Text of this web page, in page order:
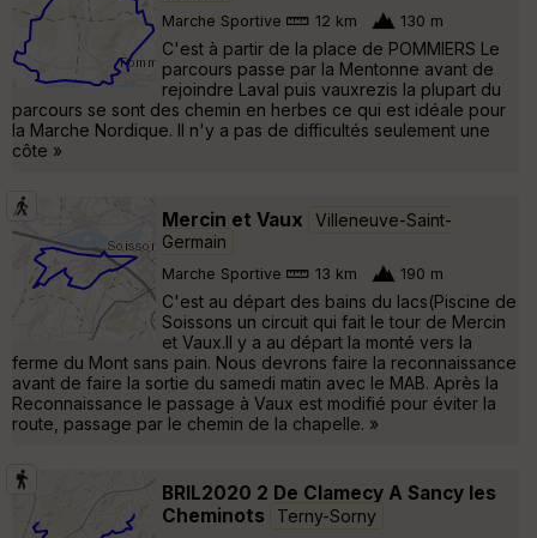
Marche Sportive 12 km 130 m
C'est à partir de la place de POMMIERS Le
parcours passe par la Mentonne avant de
rejoindre Laval puis vauxrezis la plupart du
parcours se sont des chemin en herbes ce qui est idéale pour
la Marche Nordique. Il n'y a pas de difficultés seulement une
côte »
Mercin et Vaux
Villeneuve-Saint-
Germain
Marche Sportive 13 km 190 m
C'est au départ des bains du lacs(Piscine de
Soissons un circuit qui fait le tour de Mercin
et Vaux.Il y a au départ la monté vers la
ferme du Mont sans pain. Nous devrons faire la reconnaissance
avant de faire la sortie du samedi matin avec le MAB. Après la
Reconnaissance le passage à Vaux est modifié pour éviter la
route, passage par le chemin de la chapelle. »
BRIL2020 2 De Clamecy A Sancy les
Cheminots
Terny-Sorny